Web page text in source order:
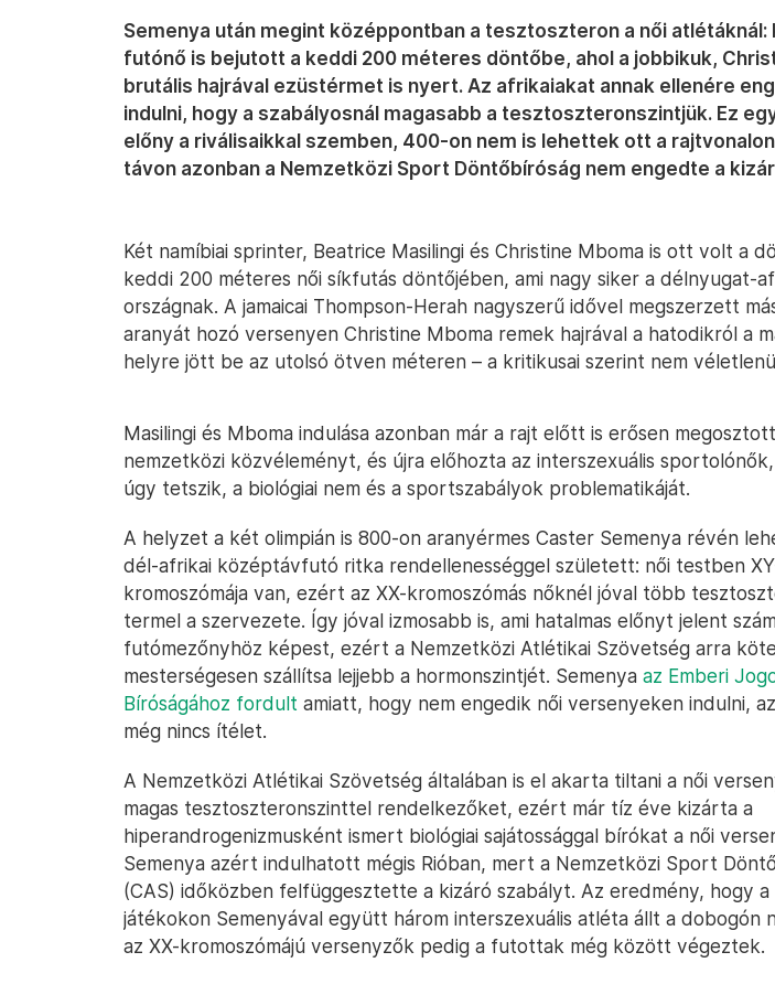
Semenya után megint középpontban a tesztoszteron a női atlétáknál:
futónő is bejutott a keddi 200 méteres döntőbe, ahol a jobbikuk,
brutális hajrával ezüstérmet is nyert. Az afrikaiakat annak ellenére
indulni, hogy a szabályosnál magasabb a tesztoszteronszintjük. Ez
előny a riválisaikkal szemben, 400-on nem is lehettek ott a
távon azonban a Nemzetközi Sport Döntőbíróság nem engedte a
Két namíbiai sprinter, Beatrice Masilingi és Christine Mboma is ott volt a
keddi 200 méteres női síkfutás döntőjében, ami nagy siker a délnyugat-
országnak. A jamaicai Thompson-Herah nagyszerű idővel megszerzett
aranyát hozó versenyen Christine Mboma remek hajrával a hatodikról a
helyre jött be az utolsó ötven méteren – a kritikusai szerint nem
Masilingi és Mboma indulása azonban már a rajt előtt is erősen
nemzetközi közvéleményt, és újra előhozta az interszexuális
úgy tetszik, a biológiai nem és a sportszabályok problematikáját.
A helyzet a két olimpián is 800-on aranyérmes Caster Semenya révén
dél-afrikai középtávfutó ritka rendellenességgel született: női testben
kromoszómája van, ezért az XX-kromoszómás nőknél jóval több
termel a szervezete. Így jóval izmosabb is, ami hatalmas előnyt jelent
futómezőnyhöz képest, ezért a Nemzetközi Atlétikai Szövetség arra
mesterségesen szállítsa lejjebb a hormonszintjét. Semenya az Emberi
Bíróságához fordult amiatt, hogy nem engedik női versenyeken indulni,
még nincs ítélet.
A Nemzetközi Atlétikai Szövetség általában is el akarta tiltani a női
magas tesztoszteronszinttel rendelkezőket, ezért már tíz éve kizárta a
hiperandrogenizmusként ismert biológiai sajátossággal bírókat a női
Semenya azért indulhatott mégis Rióban, mert a Nemzetközi Sport
(CAS) időközben felfüggesztette a kizáró szabályt. Az eredmény, hogy a
játékokon Semenyával együtt három interszexuális atléta állt a dobogón
az XX-kromoszómájú versenyzők pedig a futottak még között végeztek.